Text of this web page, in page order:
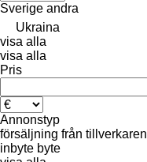
Sverige andra
Ukraina
visa alla
visa alla
Pris
Annonstyp
försäljning från tillverkaren
inbyte byte